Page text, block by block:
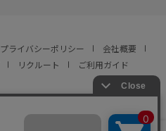
プライバシーポリシー
会社概要
リクルート ご利用ガイド